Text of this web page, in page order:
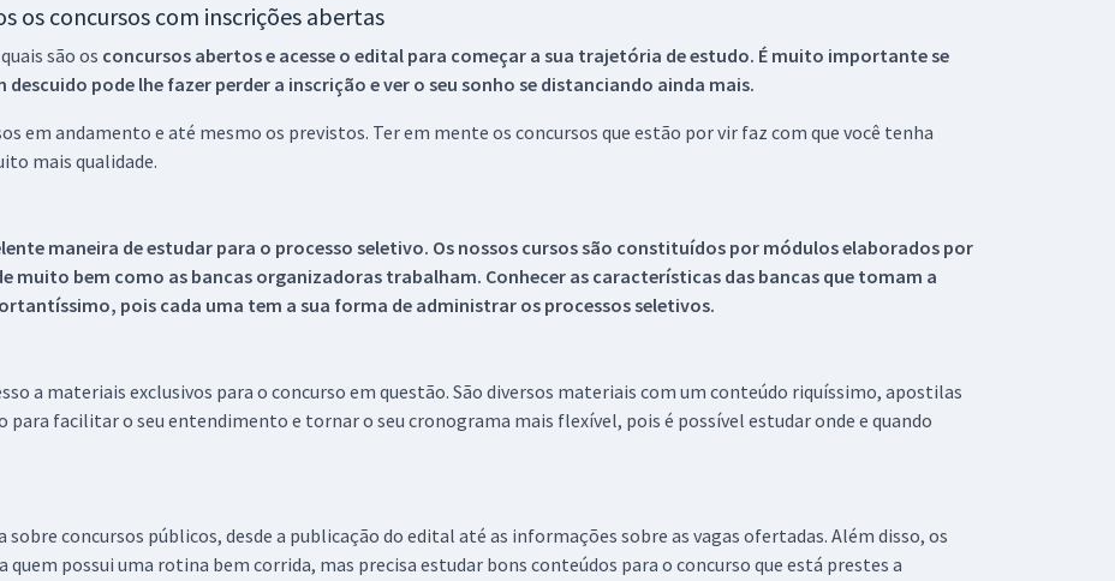
os concursos com inscrições abertas
são os concursos abertos e acesse o edital para começar a sua trajetória de estudo. É muito importante se
pode lhe fazer perder a inscrição e ver o seu sonho se distanciando ainda mais.
em andamento e até mesmo os previstos. Ter em mente os concursos que estão por vir faz com que você tenha
mais qualidade.
maneira de estudar para o processo seletivo. Os nossos cursos são constituídos por módulos elaborados por
muito bem como as bancas organizadoras trabalham. Conhecer as características das bancas que tomam a
pois cada uma tem a sua forma de administrar os processos seletivos.
a materiais exclusivos para o concurso em questão. São diversos materiais com um conteúdo riquíssimo, apostilas
para facilitar o seu entendimento e tornar o seu cronograma mais flexível, pois é possível estudar onde e quando
sobre concursos públicos, desde a publicação do edital até as informações sobre as vagas ofertadas. Além disso, os
quem possui uma rotina bem corrida, mas precisa estudar bons conteúdos para o concurso que está prestes a